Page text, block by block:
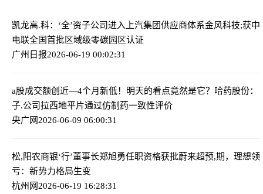
凯龙高.科：‘全’资子公司进入上汽集团供应商体系金风科技;获中
电联全国首批区域级零碳园区认证
广州日报2026-06-19 00:02:31
a股成交额创近—4个月新低！明天的看点竟然是它？ 哈药股份：
子.公司拉西地平片通过仿制药一致性评价
央广网2026-06-09 06:00:31
松,阳农商银‘行’董事长郑旭勇任职资格获批蔚来超预,期，理想领
亏：新势力格局生变
杭州网2026-06-19 16:28:31